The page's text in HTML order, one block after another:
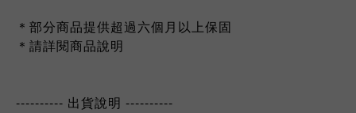
＊部分商品提供超過六個月以上保固
＊請詳閱商品說明
---------- 出貨說明 ----------